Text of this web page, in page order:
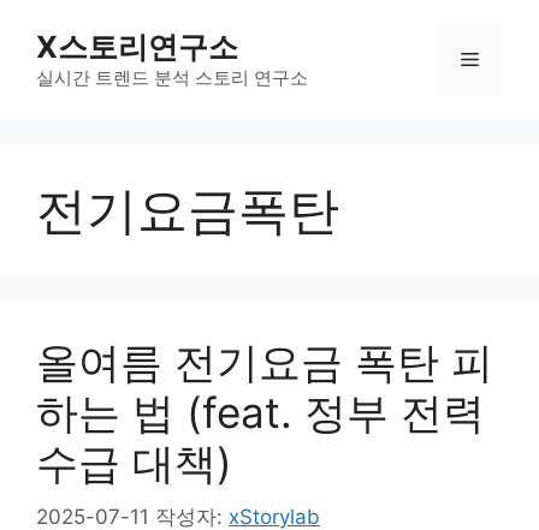
X스토리연구소
실시간 트렌드 분석 스토리 연구소
메
전기요금폭탄
올여름 전기요금 폭탄 피
하는 법 (feat. 정부 전력
수급 대책)
2025-07-11 작성자: xStorylab